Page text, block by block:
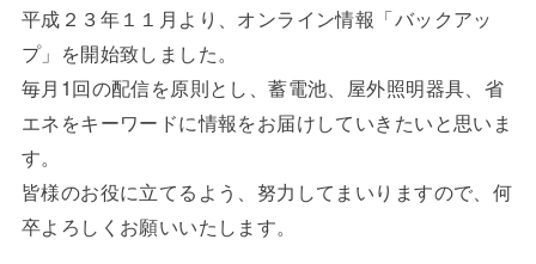
平成２３年１１月より、オンライン情報「バックアッ
プ」を開始致しました。
毎月1回の配信を原則とし、蓄電池、屋外照明器具、省
エネをキーワードに情報をお届けしていきたいと思いま
す。
皆様のお役に立てるよう、努力してまいりますので、何
卒よろしくお願いいたします。